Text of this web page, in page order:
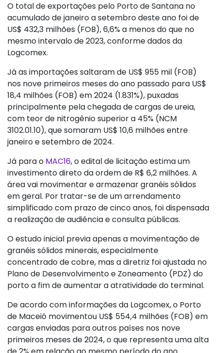
O total de exportações pelo Porto de Santana no
acumulado de janeiro a setembro deste ano foi de
US$ 432,3 milhões (FOB), 6,6% a menos do que no
mesmo intervalo de 2023, conforme dados da
Logcomex.
Já as importações saltaram de US$ 955 mil (FOB)
nos nove primeiros meses do ano passado para US$
18,4 milhões (FOB) em 2024 (1.831%), puxadas
principalmente pela chegada de cargas de ureia,
com teor de nitrogênio superior a 45% (NCM
3102.01.10), que somaram US$ 10,6 milhões entre
janeiro e setembro de 2024.
Já para o MAC16, o edital de licitação estima um
investimento direto da ordem de R$ 6,2 milhões. A
área vai movimentar e armazenar granéis sólidos
em geral. Por tratar-se de um arrendamento
simplificado com prazo de cinco anos, foi dispensada
a realização de audiência e consulta públicas.
O estudo inicial previa apenas a movimentação de
granéis sólidos minerais, especialmente
concentrado de cobre, mas a diretriz foi ajustada no
Plano de Desenvolvimento e Zoneamento (PDZ) do
porto a fim de aumentar a atratividade do terminal.
De acordo com informações da Logcomex, o Porto
de Maceió movimentou US$ 554,4 milhões (FOB) em
cargas enviadas para outros países nos nove
primeiros meses de 2024, o que representa uma alta